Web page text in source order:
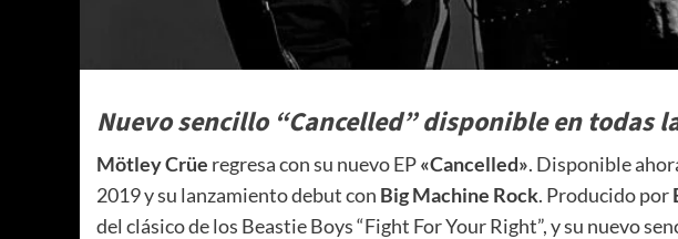
Nuevo sencillo “Cancelled”disponible en todas
Mötley Crüe regresa con su nuevo EP«Cancelled». Disponible
2019 y su lanzamiento debut con Big Machine Rock. Producido por
del clásico de los Beastie Boys “Fight For Your Right”, y su nuevo